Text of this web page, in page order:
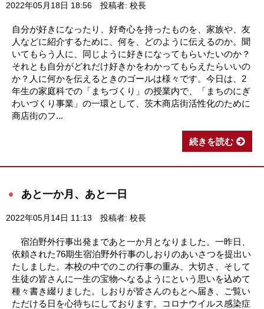
2022年05月18日 18:56 投稿者: 校長
自分が好きになったり、好奇心を持ったものを、家族や、友
人などに紹介するために、何を、どのように伝えるのか。聞
いてもらう人に、同じように好きになってもらいたいのか？
それとも自分がどれだけ好きかをわかってもらえたらいいの
か？人に何かを伝えるときのゴールは様々です。今日は、2
年生の家庭科での「まちづくり」の授業内で、「まちのにぎ
わいづくり事業」の一環として、茨木商店街活性化のために
商店街のフ...
続きを読む
あと一か月、あと一日
2022年05月14日 11:13 投稿者: 校長
宿泊野外行事出発まであと一か月となりました。一昨日、
依頼された76期生宿泊野外行事のしおりのあいさつを提出い
たしました。本校の中でのこの行事の重み、大切さ、そして
生徒の皆さんに一生の宝物へなるようにという思いを込めて
種々書き綴りました。しおりが皆さんのもとへ届き、ご覧い
ただける日を心待ちにしております。コロナウイルス感染症